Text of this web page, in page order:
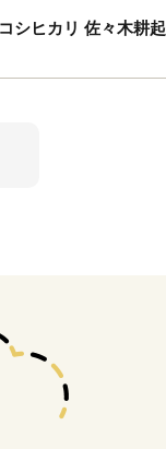
シヒカリ 佐々木耕